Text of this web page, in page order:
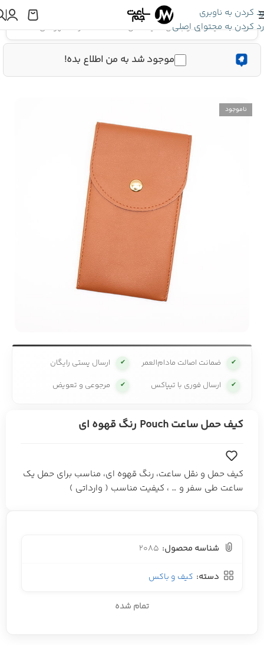
رد کردن به ناوبری
رد کردن به محتوای اصلی
اینجا هستید:کیف و باکس»کیف حمل ساعت Pouch رنگ قهوه ای
موجود شد به من اطلاع بده!
ناموجود
✔ ضمانت اصالت مادام‌العمر ✔ ارسال پستی رایگان
✔ ارسال فوری با تیپاکس ✔ مرجوعی و تعویض
کیف حمل ساعت Pouch رنگ قهوه ای
کیف حمل و نقل ساعت، رنگ قهوه ای، مناسب برای حمل یک
ساعت طی سفر و … ، کیفیت مناسب ( وارداتی )
شناسه محصول: 2085
دسته: کیف و باکس
تمام شده